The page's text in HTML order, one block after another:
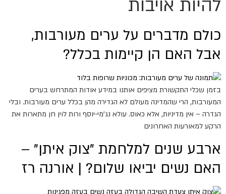
להיות אויבות
כולם מדברים על ערים מעורבות,
אבל האם הן קיימות בכלל?
בזמן שכלי התקשורת מציפים אותנו במידע אודות המתרחש בערים
המעורבות, הרי שהמדינה מעולם לא הגדירה מהן בכלל ערים מעורבות. ובלי
הגדרה – אין מדיניות, אלא כאוס. עולא נג'מי-יוסף ורות לוין חן מתארות את
הרקע למאורעות האחרונים
ארבע שנים למלחמת "צוק איתן" –
האם נשים יביאו שלום? | אורנה רז